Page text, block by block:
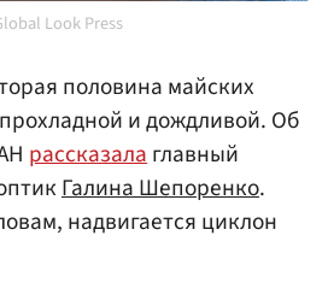
Look Press
половина майских
и дождливой. Об
рассказалаглавный
Галина Шепоренко.
надвигается циклон